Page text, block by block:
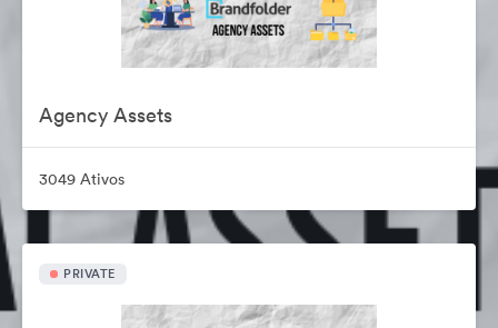
Agency Assets
3049 Ativos
PRIVATE